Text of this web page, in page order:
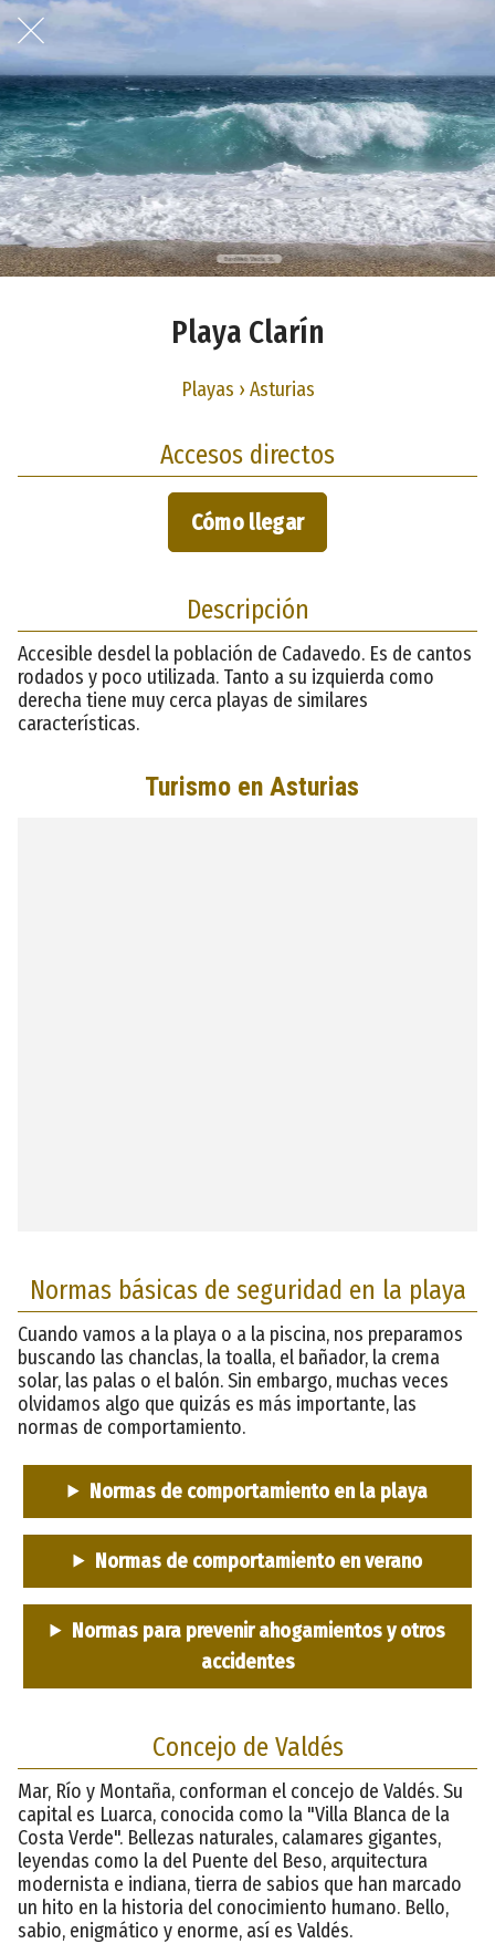
Playa Clarín
Playas › Asturias
Accesos directos
Cómo llegar
Descripción
Accesible desdel la población de Cadavedo. Es de cantos
rodados y poco utilizada. Tanto a su izquierda como
derecha tiene muy cerca playas de similares
características.
Normas básicas de seguridad en la playa
Cuando vamos a la playa o a la piscina, nos preparamos
buscando las chanclas, la toalla, el bañador, la crema
solar, las palas o el balón. Sin embargo, muchas veces
olvidamos algo que quizás es más importante, las
normas de comportamiento.
Normas de comportamiento en la playa
Normas de comportamiento en verano
Normas para prevenir ahogamientos y otros
accidentes
Concejo de Valdés
Mar, Río y Montaña, conforman el concejo de Valdés. Su
capital es Luarca, conocida como la "Villa Blanca de la
Costa Verde". Bellezas naturales, calamares gigantes,
leyendas como la del Puente del Beso, arquitectura
modernista e indiana, tierra de sabios que han marcado
un hito en la historia del conocimiento humano. Bello,
sabio, enigmático y enorme, así es Valdés.